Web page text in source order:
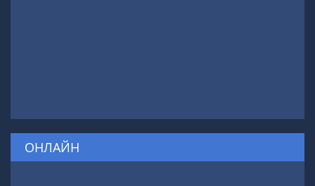
ОНЛАЙН